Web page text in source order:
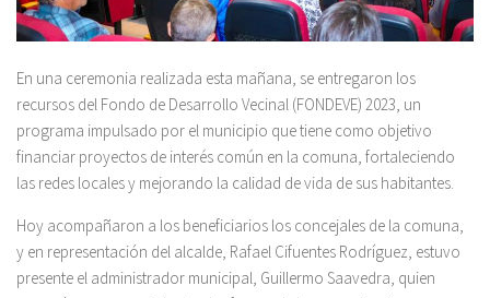
En una ceremonia realizada esta mañana, se entregaron los
recursos del Fondo de Desarrollo Vecinal (FONDEVE) 2023, un
programa impulsado por el municipio que tiene como objetivo
financiar proyectos de interés común en la comuna, fortaleciendo
las redes locales y mejorando la calidad de vida de sus habitantes.
Hoy acompañaron a los beneficiarios los concejales de la comuna,
y en representación del alcalde, Rafael Cifuentes Rodríguez, estuvo
presente el administrador municipal, Guillermo Saavedra, quien